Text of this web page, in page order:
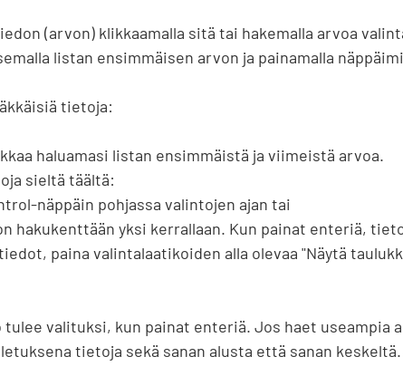
(arvon) klikkaamalla sitä tai hakemalla arvoa
listan ensimmäisen arvon ja painamalla
tietoja:
sieltä täältä:
paina valintalaatikoiden alla olevaa "Näytä
valituksi, kun painat enteriä. Jos haet useampia
tietoja sekä sanan alusta että sanan